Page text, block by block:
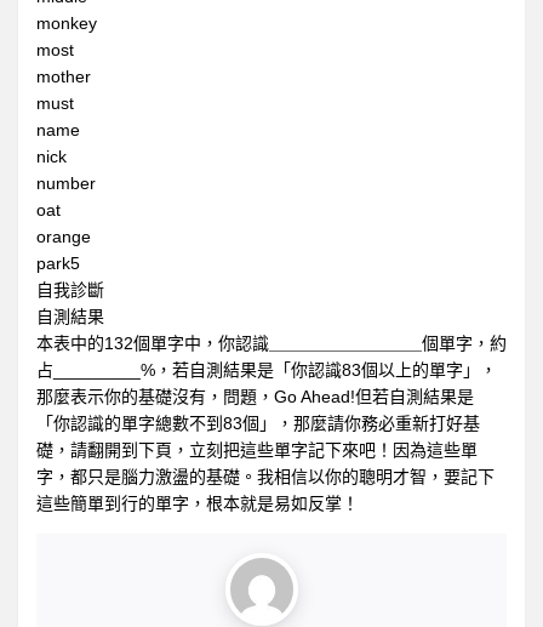
工具區
monkey
most
mother
must
name
nick
number
oat
orange
park5
自我診斷
自測結果
本表中的132個單字中，你認識＿＿＿＿＿＿＿＿＿個單字，約
占_________%，若自測結果是「你認識83個以上的單字」，
那麼表示你的基礎沒有，問題，Go Ahead!但若自測結果是
「你認識的單字總數不到83個」，那麼請你務必重新打好基
礎，請翻開到下頁，立刻把這些單字記下來吧！因為這些單
字，都只是腦力激盪的基礎。我相信以你的聰明才智，要記下
這些簡單到行的單字，根本就是易如反掌！